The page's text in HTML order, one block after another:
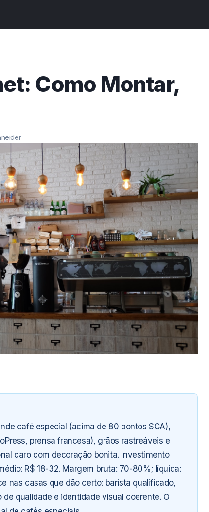
Como Montar,
café especial (acima de 80 pontos SCA),
prensa francesa), grãos rastreáveis e
caro com decoração bonita. Investimento
R$ 18-32. Margem bruta: 70-80%; líquida:
nas casas que dão certo: barista qualificado,
qualidade e identidade visual coerente. O